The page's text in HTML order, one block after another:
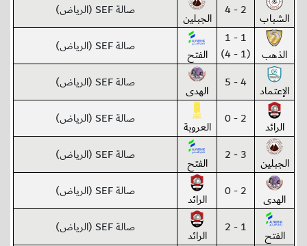
الشباب 2 - 4 الجبلين صالة SEF (الرياض)
الذهب
1 - 1
(1 - 4)
الفتح صالة SEF (الرياض)
الإعتماد 4 - 5 الهدى صالة SEF (الرياض)
الرائد 2 - 0 العروبة صالة SEF (الرياض)
الجبلين 3 - 2 الفتح صالة SEF (الرياض)
الهدى 2 - 0 الرائد صالة SEF (الرياض)
الفتح 1 - 2 الرائد صالة SEF (الرياض)